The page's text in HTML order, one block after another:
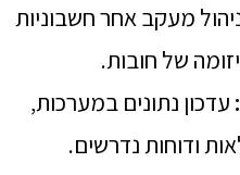
מעקב אחר חשבוניות
של חובות.
: עדכון נתונים במערכות,
ודוחות נדרשים.